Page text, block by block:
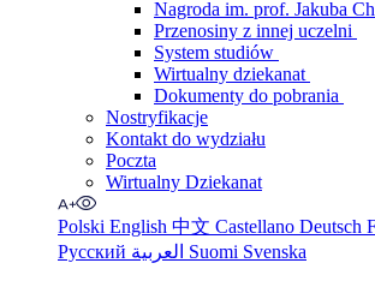
Nagroda im. prof. Jakuba
Przenosiny z innej uczelni
System studiów
Wirtualny dziekanat
Dokumenty do pobrania
Nostryfikacje
Kontakt do wydziału
Poczta
Wirtualny Dziekanat
Polski English 中文 Castellano Deutsch
Русский
Suomi Svenska